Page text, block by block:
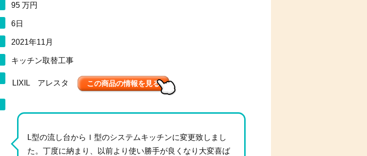
95 万円
6日
2021年11月
キッチン取替工事
LIXIL アレスタ この商品の情報を見る
L型の流し台からＩ型のシステムキッチンに変更致しまし
た。丁度に納まり、以前より使い勝手が良くなり大変喜ば